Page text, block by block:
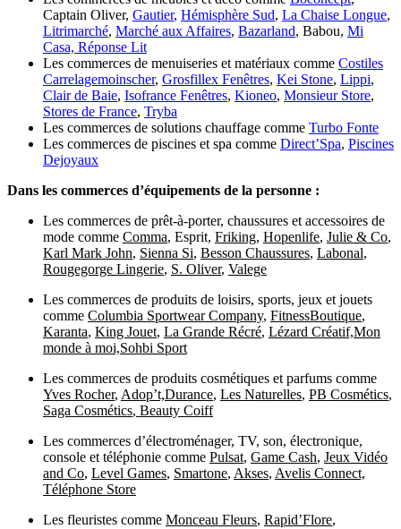
Captain Oliver, Gautier, Hémisphère Sud, La Chaise Longue,
Litrimarché, Marché aux Affaires, Bazarland, Babou, Mi
Casa, Réponse Lit
Les commerces de menuiseries et matériaux comme Costiles
Carrelagemoinscher, Grosfillex Fenêtres, Kei Stone, Lippi,
Clair de Baie, Isofrance Fenêtres, Kioneo, Monsieur Store,
Stores de France, Tryba
Les commerces de solutions chauffage comme Turbo Fonte
Les commerces de piscines et spa comme Direct’Spa, Piscines
Dejoyaux
Dans les commerces d’équipements de la personne :
Les commerces de prêt-à-porter, chaussures et accessoires de
mode comme Comma, Esprit, Friking, Hopenlife, Julie & Co,
Karl Mark John, Sienna Si, Besson Chaussures, Labonal,
Rougegorge Lingerie, S. Oliver, Valege
Les commerces de produits de loisirs, sports, jeux et jouets
comme Columbia Sportwear Company, FitnessBoutique,
Karanta, King Jouet, La Grande Récré, Lézard Créatif,Mon
monde à moi,Sohbi Sport
Les commerces de produits cosmétiques et parfums comme
Yves Rocher, Adop’t,Durance, Les Naturelles, PB Cosmétics,
Saga Cosmétics, Beauty Coiff
Les commerces d’électroménager, TV, son, électronique,
console et téléphonie comme Pulsat, Game Cash, Jeux Vidéo
and Co, Level Games, Smartone, Akses, Avelis Connect,
Téléphone Store
Les fleuristes comme Monceau Fleurs, Rapid’Flore,